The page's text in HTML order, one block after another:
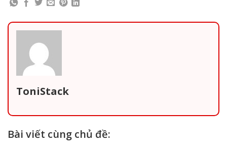
ToniStack
Bài viết cùng chủ đề: